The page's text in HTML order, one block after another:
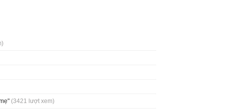
(3421 lượt xem)